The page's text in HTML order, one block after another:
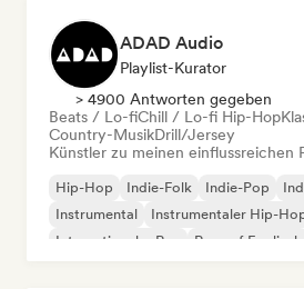
ADAD Audio
Playlist-Kurator
> 4900 Antworten gegeben
Beats / Lo-fiChill / Lo-fi Hip-Hop
Country-MusikDrill/Jersey
Künstler zu meinen einflussreichen
Hip-Hop Indie-Folk Indie-Pop
Instrumental
Instrumentaler Hip-
Internationaler Rap
Rap auf Englisch